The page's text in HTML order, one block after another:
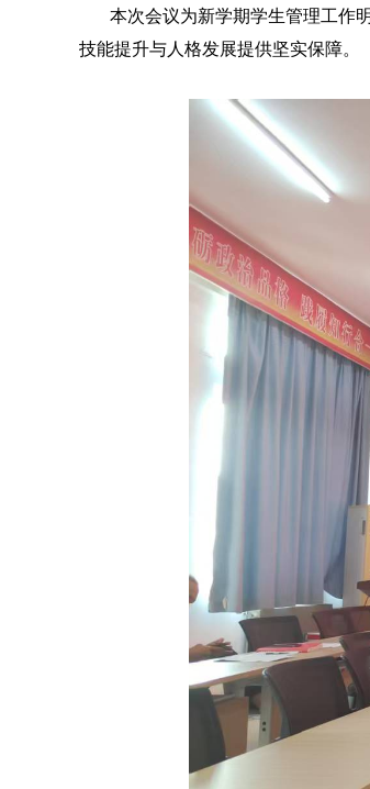
本次会议为新学期学生管理工作
技能提升与人格发展提供坚实保障。